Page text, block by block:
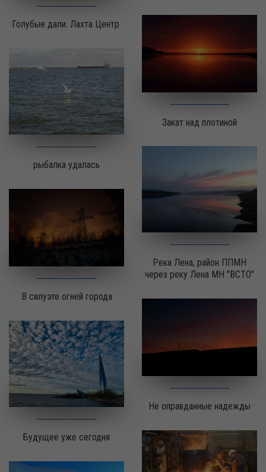
Голубые дали. Лахта Центр.
Закат над плотиной
рыбалка удалась
Река Лена, район ППМН
через реку Лена МН "ВСТО"
В силуэте огней города
Не оправданные надежды
Будущее уже сегодня